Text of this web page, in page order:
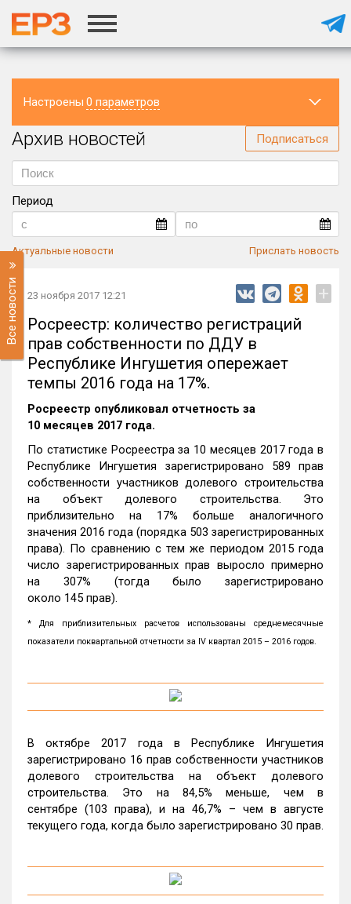
Настроены 0 параметров
Регион
Архив новостей Подписаться
Период
Актуальные новости Прислать новость
Все новости 23 ноября 2017 12:21 +
Росреестр: количество регистраций
прав собственности по ДДУ в
Республике Ингушетия опережает
темпы 2016 года на 17%.
Росреестр опубликовал отчетность за
10 месяцев 2017 года.
По статистике Росреестра за 10 месяцев 2017 года в
Республике Ингушетия зарегистрировано 589 прав
собственности участников долевого строительства
на объект долевого строительства. Это
приблизительно на 17% больше аналогичного
значения 2016 года (порядка 503 зарегистрированных
права). По сравнению с тем же периодом 2015 года
число зарегистрированных прав выросло примерно
на 307% (тогда было зарегистрировано
около 145 прав).
* Для приблизительных расчетов использованы среднемесячные
показатели поквартальной отчетности за IV квартал 2015 – 2016 годов.
В октябре 2017 года в Республике Ингушетия
зарегистрировано 16 прав собственности участников
долевого строительства на объект долевого
строительства. Это на 84,5% меньше, чем в
сентябре (103 права), и на 46,7% – чем в августе
текущего года, когда было зарегистрировано 30 прав.